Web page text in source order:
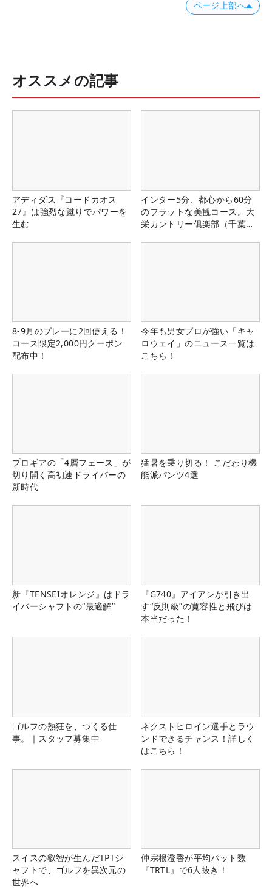
ページ上部へ
オススメの記事
アディダス『コードカオス
27』は強烈な蹴りでパワーを
生む
インター5分、都心から60分
のフラットな美観コース。大
栄カントリー俱楽部（千葉
8-9月のプレーに2回使える！
コース限定2,000円クーポン
配布中！
今年も男女プロが強い「キャ
ロウェイ」のニュース一覧は
こちら！
プロギアの「4層フェース」が
切り開く高初速ドライバーの
新時代
猛暑を乗り切る！ こだわり機
能派パンツ4選
新『TENSEIオレンジ』はドラ
イバーシャフトの“最適解”
『G740』アイアンが引き出
す“反則級”の寛容性と飛びは
本当だった！
ゴルフの熱狂を、つくる仕
事。｜スタッフ募集中
ネクストヒロイン選手とラウ
ンドできるチャンス！詳しく
はこちら！
スイスの叡智が生んだTPTシ
ャフトで、ゴルフを異次元の
世界へ
仲宗根澄香が平均パット数
『TRTL』で6人抜き！